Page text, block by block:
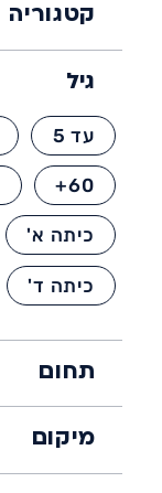
קטגוריה
גיל
עד 5
60+
כיתה א'
כיתה ד'
תחום
מיקום